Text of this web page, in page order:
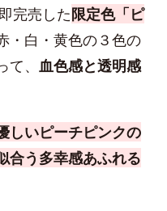
完売した限定色「ピ
・白・黄色の３色の
、 血色感と透明感
しいピーチピンクの
合う多幸感あふれる